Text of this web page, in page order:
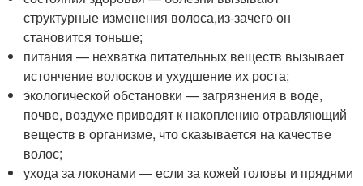
структурные изменения волоса,из-зачего он
становится тоньше;
питания — нехватка питательных веществ вызывает
истончение волосков и ухудшение их роста;
экологической обстановки — загрязнения в воде,
почве, воздухе приводят к накоплению отравляющий
веществ в организме, что сказывается на качестве
волос;
ухода за локонами — если за кожей головы и прядями